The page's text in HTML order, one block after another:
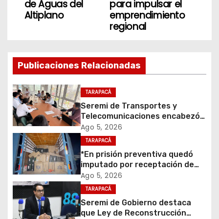
a
c
i
ó
n
d
e
e
para impulsar el
emprendimiento
regional
de Aguas del
Altiplano
Publicaciones Relacionadas
TARAPACÁ
Seremi de Transportes y
Telecomunicaciones encabezó
primera mesa de coordinación
para el retiro de cables en
desuso en Iquique
Ago 5, 2026
TARAPACÁ
*En prisión preventiva quedó
imputado por receptación de
cigarrillos avaluados en $1.600
millones*
Ago 5, 2026
TARAPACÁ
Seremi de Gobierno destaca
que Ley de Reconstrucción